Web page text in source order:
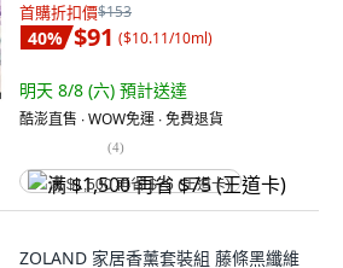
首購折扣價$153
40% $91 ($10.11/10ml)
明天 8/8 (六) 預計送達
酷澎直售 ∙ WOW免運 ∙ 免費退貨
(4)
满 $1,500 再省 $75 (王道卡)
ZOLAND 家居香薰套裝組 藤條黑纖維